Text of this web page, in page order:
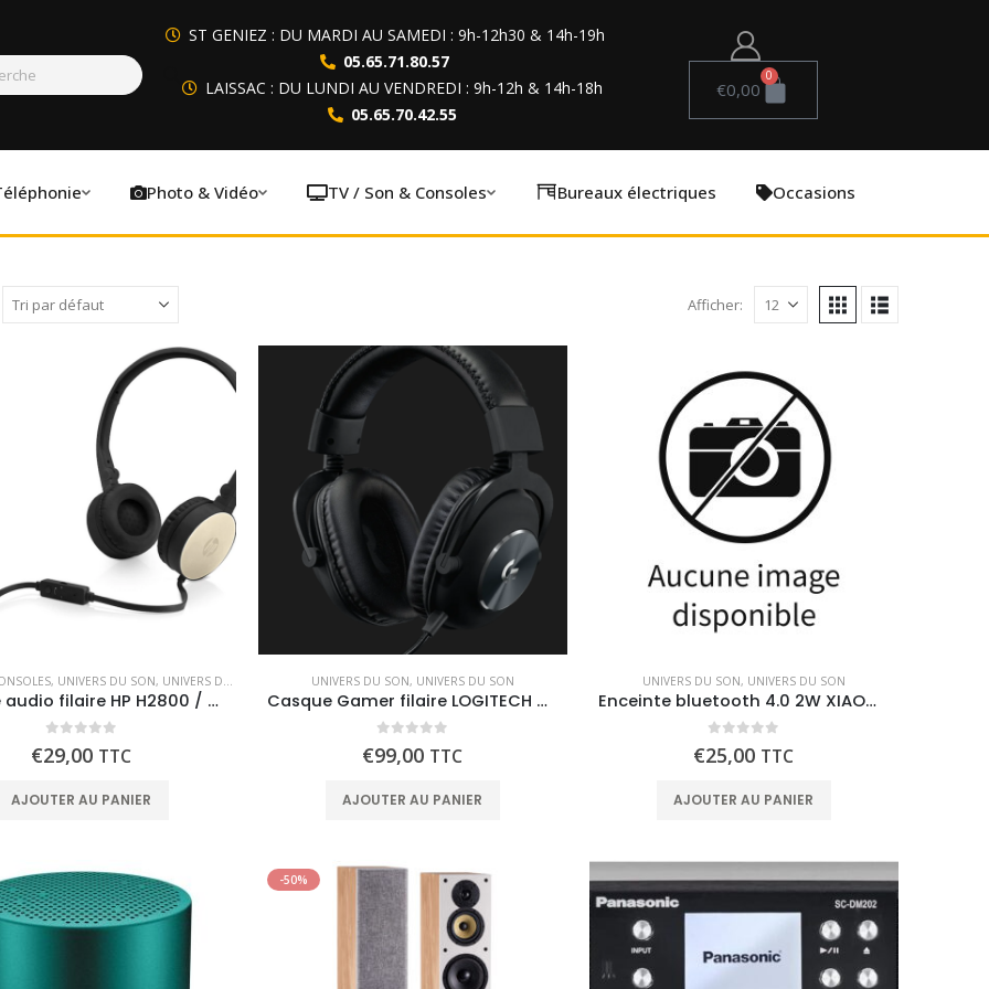
ST GENIEZ : DU MARDI AU SAMEDI : 9h-12h30 & 14h-19h
05.65.71.80.57
LAISSAC : DU LUNDI AU VENDREDI : 9h-12h & 14h-18h
05.65.70.42.55
€0,00
0
Photo & Vidéo TV / Son & Consoles Bureaux électriques Occasions
Afficher:
, UNIVERS DU SON, UNIVERS DU SON
Casque audio filaire HP H2800 / avec microphone
€29,00 TTC
AJOUTER AU PANIER
UNIVERS DU SON, UNIVERS DU SON
Casque Gamer filaire LOGITECH G PRO X
€99,00 TTC
AJOUTER AU PANIER
UNIVERS DU SON, UNIVERS DU SON
Enceinte bluetooth 4.0 2W XIAOMI Mini
€25,00 TTC
AJOUTER AU PANIER
-50%